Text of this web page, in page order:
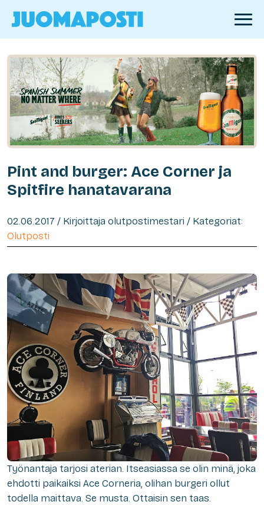
Pint and burger: Ace Corner ja
Spitfire hanatavarana
02.06.2017 / Kirjoittaja olutpostimestari / Kategoriat:
Olutposti
Työnantaja tarjosi aterian. Itseasiassa se olin minä, joka
ehdotti paikaiksi Ace Corneria, olihan burgeri ollut
todella maittava. Se musta. Ottaisin sen taas.